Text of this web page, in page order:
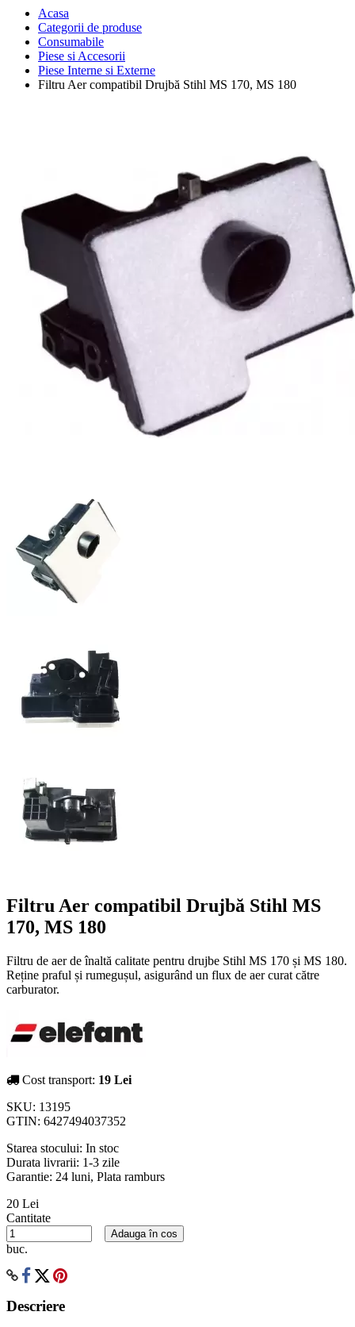
Acasa
Categorii de produse
Consumabile
Piese si Accesorii
Piese Interne si Externe
Filtru Aer compatibil Drujbă Stihl MS 170, MS 180
Filtru Aer compatibil Drujbă Stihl MS
170, MS 180
Filtru de aer de înaltă calitate pentru drujbe Stihl MS 170 și MS 180.
Reține praful și rumegușul, asigurând un flux de aer curat către
carburator.
Cost transport: 19 Lei
SKU: 13195
GTIN: 6427494037352
Starea stocului: In stoc
Durata livrarii: 1-3 zile
Garantie: 24 luni, Plata ramburs
20 Lei
Cantitate
buc.
Adauga în cos
Descriere